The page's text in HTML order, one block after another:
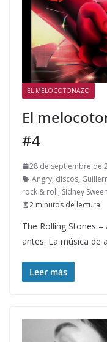
EL MELOCOTONAZO
El
#4
28 de septiembre de
Angry, discos,
rock & roll, Sidney
2 minutos de lectura
The Rolling Stones
antes. La música de
Leer más